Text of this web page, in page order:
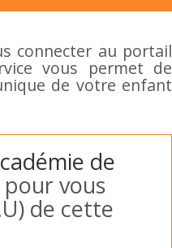
connecter au portail
vous permet de
de votre enfant
de
pour vous
de cette